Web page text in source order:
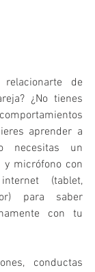
de
¿No tienes
aprender a
necesitas un
y micrófono con
(tablet,
para saber
con tu
conductas